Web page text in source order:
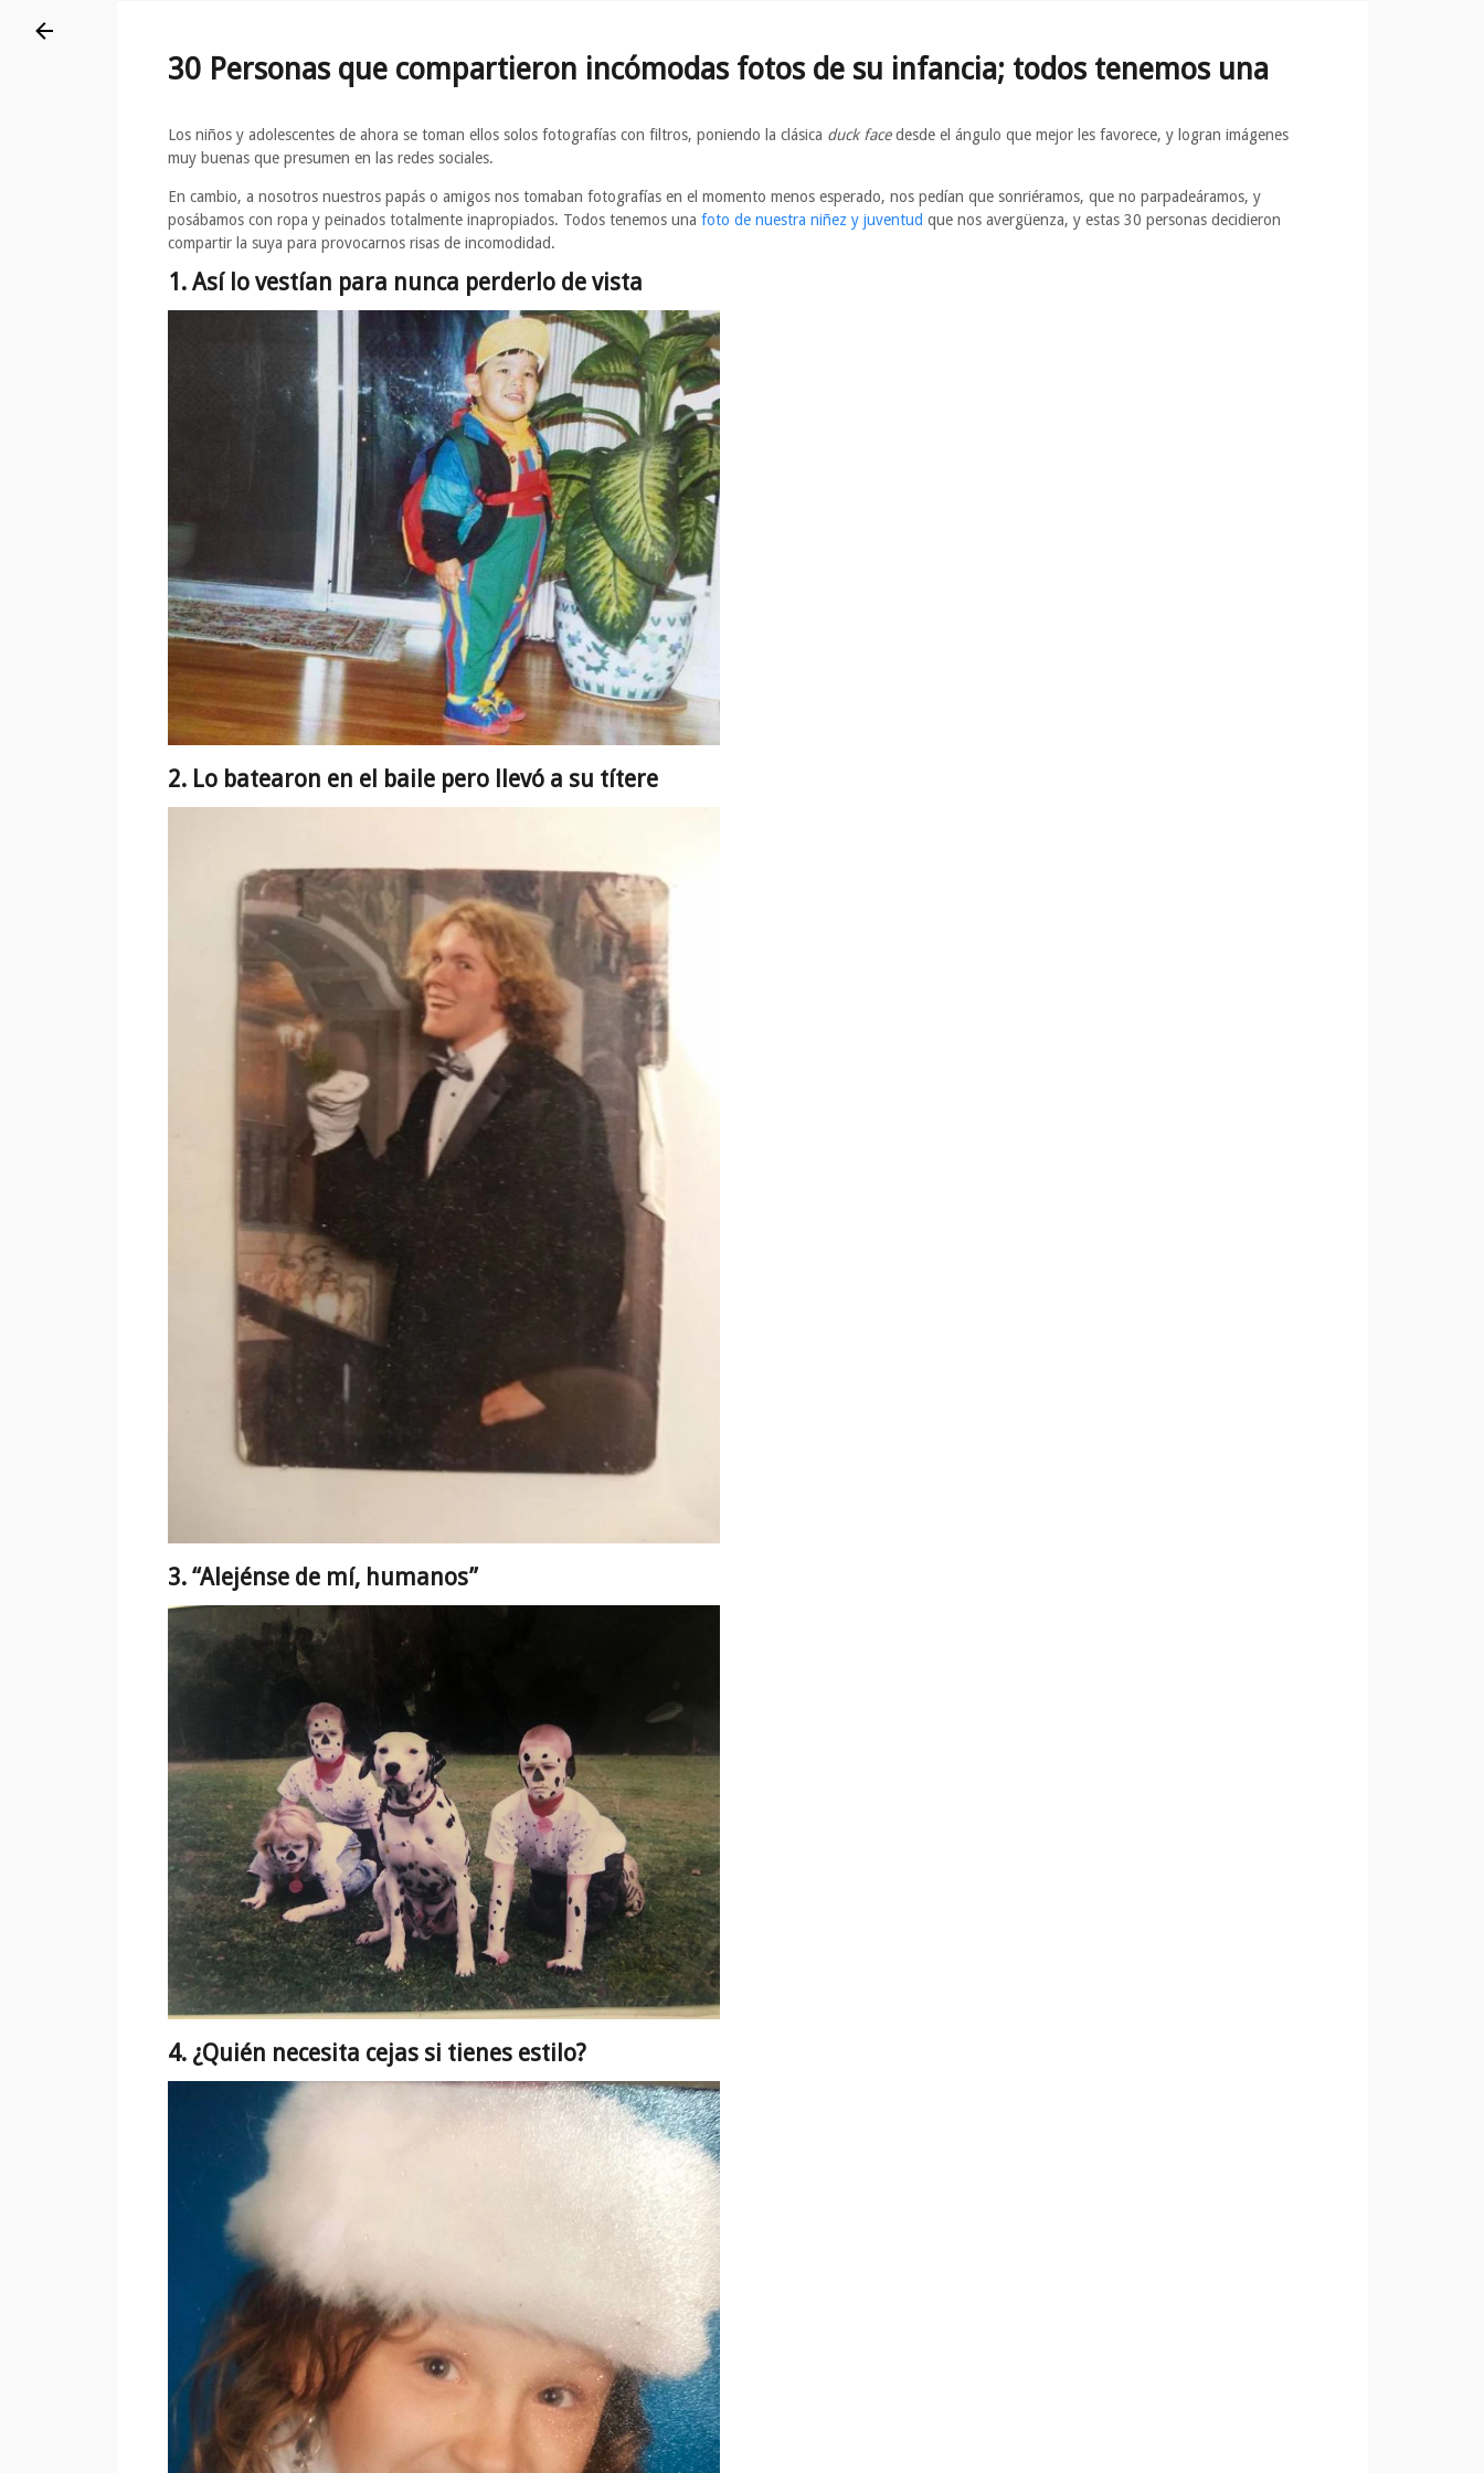
30 Personas que compartieron incómodas fotos de su infancia; todos tenemos una
Los niños y adolescentes de ahora se toman ellos solos fotografías con filtros, poniendo la clásica duck facedesde el ángulo que mejor les favorece, y logran imágenes
muy buenas que presumen en las redes sociales.
En cambio, a nosotros nuestros papás o amigos nos tomaban fotografías en el momento menos esperado, nos pedían que sonriéramos, que no parpadeáramos, y
posábamos con ropa y peinados totalmente inapropiados. Todos tenemos unafoto de nuestra niñez y juventud que nos avergüenza, y estas 30 personas decidieron
compartir la suya para provocarnos risas de incomodidad.
1. Así lo vestían para nunca perderlo de vista
2. Lo batearon en el baile pero llevó a su títere
3. “Alejénse de mí, humanos”
4. ¿Quién necesita cejas si tienes estilo?